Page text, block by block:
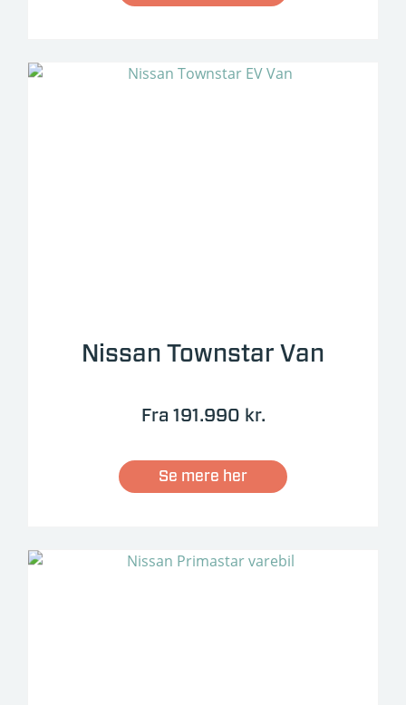
Nissan Townstar Van
Fra 191.990 kr.
Se mere her